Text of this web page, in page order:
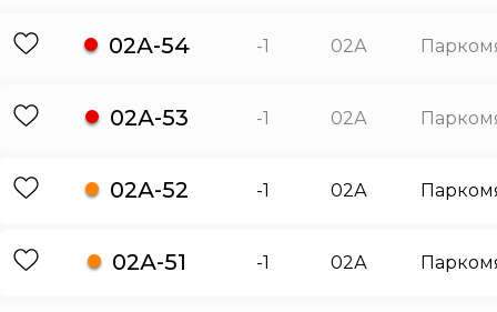
02А-54 -1 02А
02А-53 -1 02А
02А-52 -1 02А
02А-51 -1 02А